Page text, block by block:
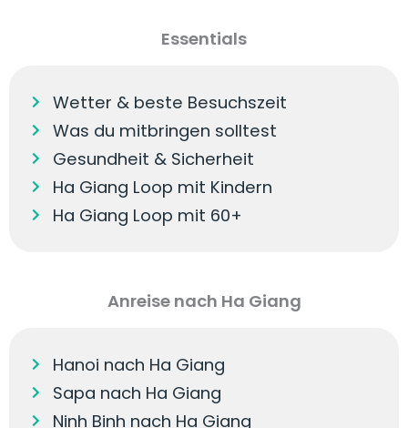
Essentials
Wetter & beste Besuchszeit
Was du mitbringen solltest
Gesundheit & Sicherheit
Ha Giang Loop mit Kindern
Ha Giang Loop mit 60+
Anreise nach Ha Giang
Hanoi nach Ha Giang
Sapa nach Ha Giang
Ninh Binh nach Ha Giang